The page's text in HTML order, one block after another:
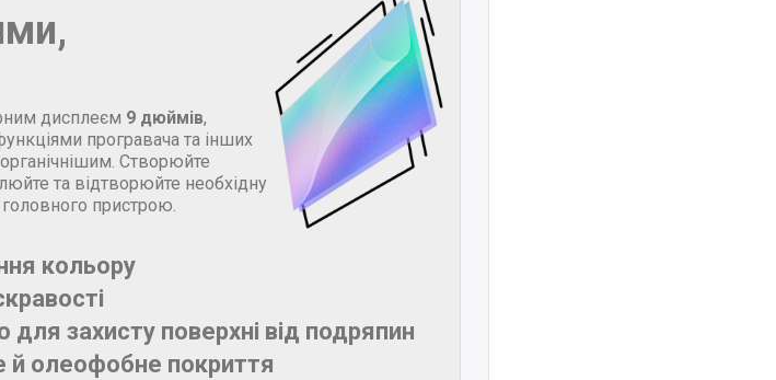
дисплеєм 9 дюймів,
програвача та інших
Створюйте
та відтворюйте необхідну
пристрою.
кольору
для захисту поверхні від подряпин
й олеофобне покриття